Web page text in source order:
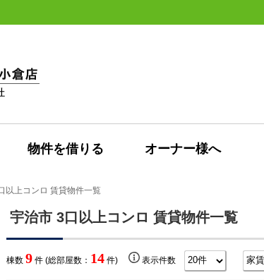
物件を借りる オーナー様へ
以上コンロ 賃貸物件一覧
宇治市 3口以上コンロ 賃貸物件一覧
棟数 9 件 (総部屋数： 14 件) 表示件数